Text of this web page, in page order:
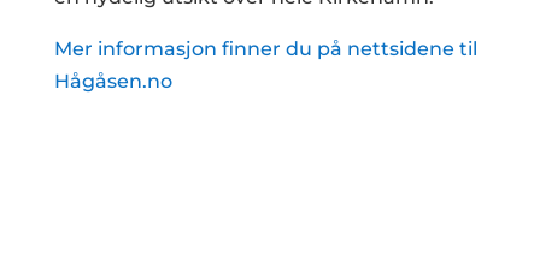
Mer informasjon finner du på nettsidene til
Hågåsen.no